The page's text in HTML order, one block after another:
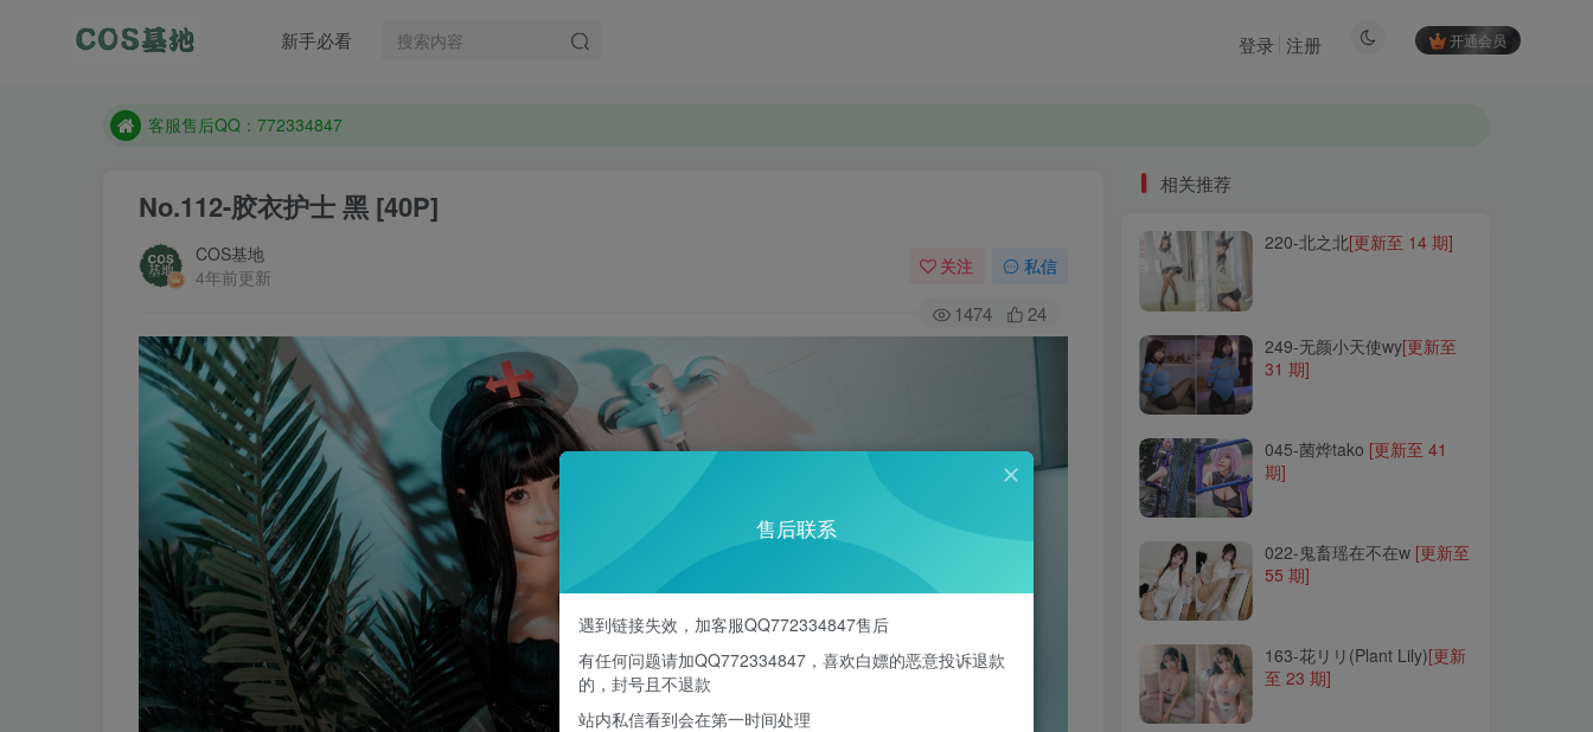
新手必看 开通会员
登录 注册
防失联：百度搜索《一七天佳》，实时查看最新站点。
遇到任何问题加客服QQ：772334847
No.112-胶衣护士 黑 [40P]
COS基地
4年前更新
关注 私信
1474 24
045-菌烨tako
022-鬼畜瑶在不在w
163-花リリ(Plant Lily)
139-SONG HANA(송하나)
相关推荐
220-北之北[更新至 14 期]
249-无颜小天使wy[更新至
31 期]
045-菌烨tako [更新至 41
期]
022-鬼畜瑶在不在w [更新至
55 期]
163-花リリ(Plant Lily)[更新
至 23 期]
售后联系
遇到链接失效，加客服QQ772334847售后
有任何问题请加QQ772334847，喜欢白嫖的恶意投诉退款
的，封号且不退款
站内私信看到会在第一时间处理